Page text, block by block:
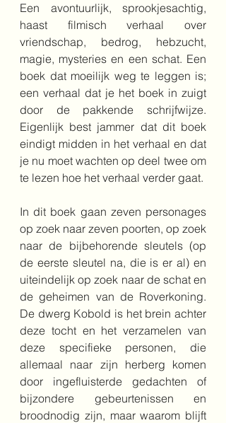
Een avontuurlijk, sprookjesachtig,
haast filmisch verhaal over
vriendschap, bedrog, hebzucht,
magie, mysteries en een schat. Een
boek dat moeilijk weg te leggen is;
een verhaal dat je het boek in zuigt
door de pakkende schrijfwijze.
Eigenlijk best jammer dat dit boek
eindigt midden in het verhaal en dat
je nu moet wachten op deel twee om
te lezen hoe het verhaal verder gaat.
In dit boek gaan zeven personages
op zoek naar zeven poorten, op zoek
naar de bijbehorende sleutels (op
de eerste sleutel na, die is er al) en
uiteindelijk op zoek naar de schat en
de geheimen van de Roverkoning.
De dwerg Kobold is het brein achter
deze tocht en het verzamelen van
deze specifieke personen, die
allemaal naar zijn herberg komen
door ingefluisterde gedachten of
bijzondere gebeurtenissen en
broodnodig zijn, maar waarom blijft